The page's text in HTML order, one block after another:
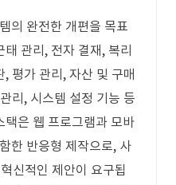
의 완전한 개편을 목표
관리, 전자 결재, 복리
평가 관리, 자산 및 구매
리, 시스템 설정 기능 등
택은 웹 프로그램과 모바
한 반응형 제작으로, 사
신적인 제안이 요구됩